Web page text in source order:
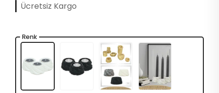
Ücretsiz Kargo
Renk